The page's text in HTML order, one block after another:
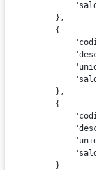
        },
        {
        },
        {
        }